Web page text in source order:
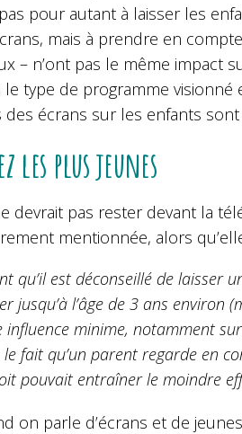
pour autant à laisser les
mais à prendre en
– n’ont pas le même impact
type de programme
des écrans sur les enfants
les plus jeunes
devrait pas rester devant la
mentionnée, alors
qu’il est déconseillé de laisser
jusqu’à l’âge de 3 ans environ
minime, notamment
fait qu’un parent regarde en
pouvait entraîner le moindre
on parle d’écrans et de